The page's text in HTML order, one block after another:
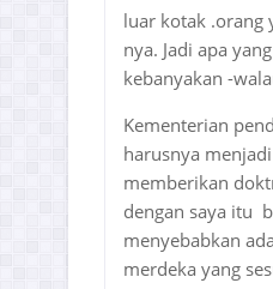
luar kotak .orang
nya. Jadi apa
kebanyakan -
Kementerian
harusnya
memberikan
dengan saya itu
menyebabkan
merdeka yang